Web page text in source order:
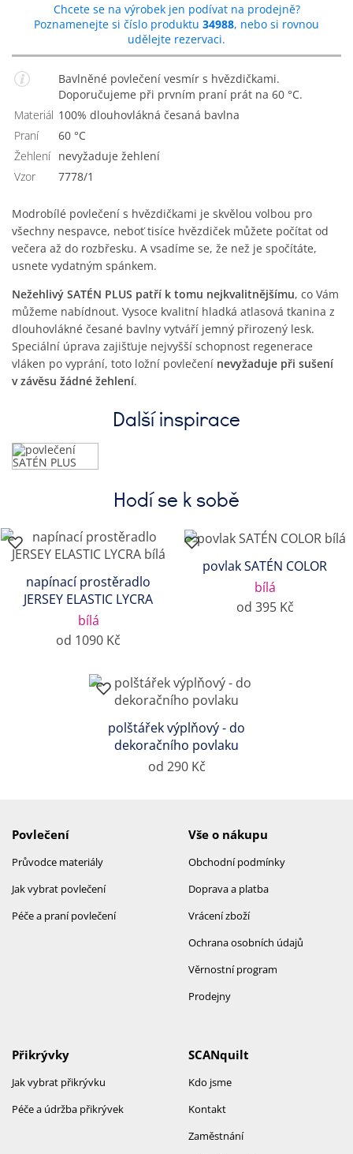
Chcete se na výrobek jen podívat na prodejně?
Poznamenejte si číslo produktu 34988, nebo si rovnou
udělejte rezervaci.
Bavlněné povlečení vesmír s hvězdičkami.
Doporučujeme při prvním praní prát na 60 °C.
Materiál
100% dlouhovlákná česaná bavlna
Praní
60 °C
Žehlení
Nevyžaduje žehlení
Vzor
7778/1
Modrobílé povlečení s hvězdičkami je skvělou volbou pro
všechny nespavce, neboť tisíce hvězdiček můžete počítat od
večera až do rozbřesku. A vsadíme se, že než je spočítáte,
usnete vydatným spánkem.
Nežehlivý SATÉN PLUS patří k tomu nejkvalitnějšímu, co Vám
můžeme nabídnout. Vysoce kvalitní hladká atlasová tkanina z
dlouhovlákné česané bavlny vytváří jemný přirozený lesk.
Speciální úprava zajišťuje nejvyšší schopnost regenerace
vláken po vyprání, toto ložní povlečení nevyžaduje při sušení
v závěsu žádné žehlení.
Další inspirace
Hodí se k sobě
napínací prostěradlo
JERSEY ELASTIC LYCRA
bílá
od 1090 Kč
povlak SATÉN COLOR
bílá
od 395 Kč
polštářek výplňový - do
dekoračního povlaku
od 290 Kč
Povlečení
Průvodce materiály
Jak vybrat povlečení
Péče a praní povlečení
Vše o nákupu
Obchodní podmínky
Doprava a platba
Vrácení zboží
Ochrana osobních údajů
Věrnostní program
Prodejny
SCANquilt
Kdo jsme
Kontakt
Zaměstnání
Přikrývky
Jak vybrat přikrývku
Péče a údržba přikrývek